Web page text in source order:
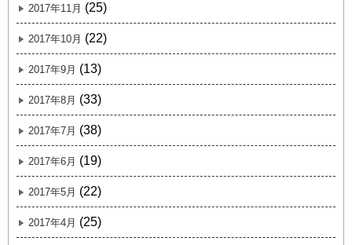
2017年11月 (25)
2017年10月 (22)
2017年9月 (13)
2017年8月 (33)
2017年7月 (38)
2017年6月 (19)
2017年5月 (22)
2017年4月 (25)